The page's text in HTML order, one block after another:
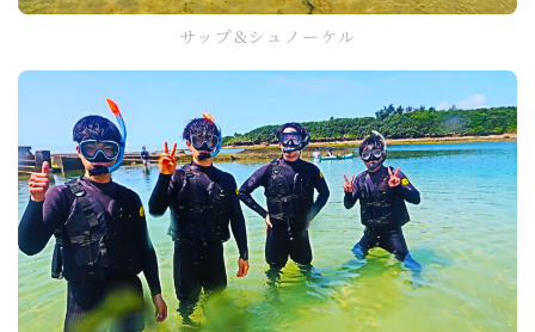
サップ&シュノーケル